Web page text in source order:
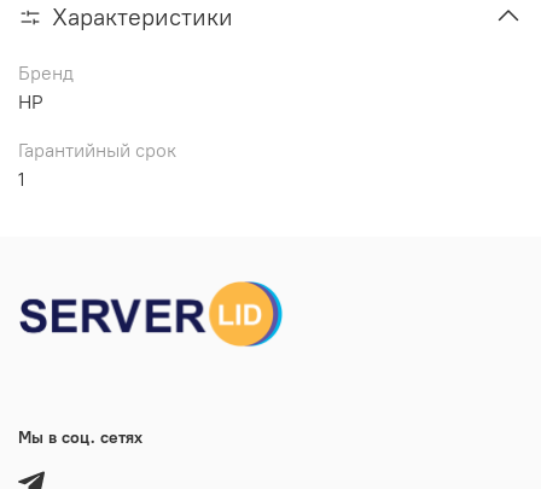
Характеристики
Бренд
HP
Гарантийный срок
1
Мы в соц. сетях